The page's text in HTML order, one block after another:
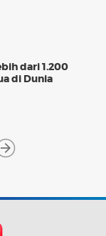
dari 1.200
di Dunia